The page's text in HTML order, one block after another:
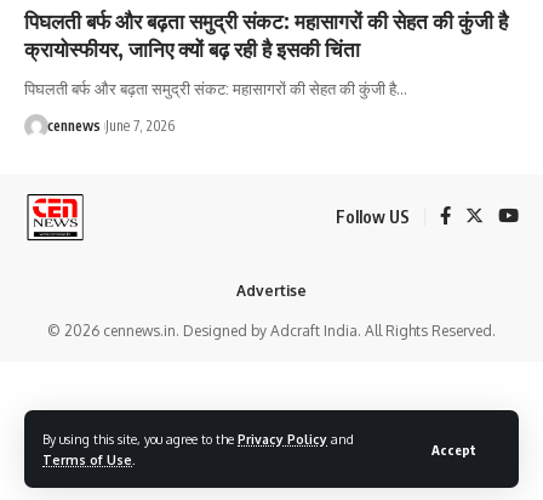
By using this site, you agree to the Privacy Policy and
Terms of Use
Accept
पिघलती बर्फ और बढ़ता समुद्री संकट: महासागरों की सेहत की कुंजी है
क्रायोस्फीयर, जानिए क्यों बढ़ रही है इसकी चिंता
पिघलती बर्फ और बढ़ता समुद्री संकट: महासागरों की सेहत की कुंजी है…
cennews June 7, 2026
Follow US
© 2026 cennews.in. Designed by Adcraft India. All Rights Reserved.
Advertise